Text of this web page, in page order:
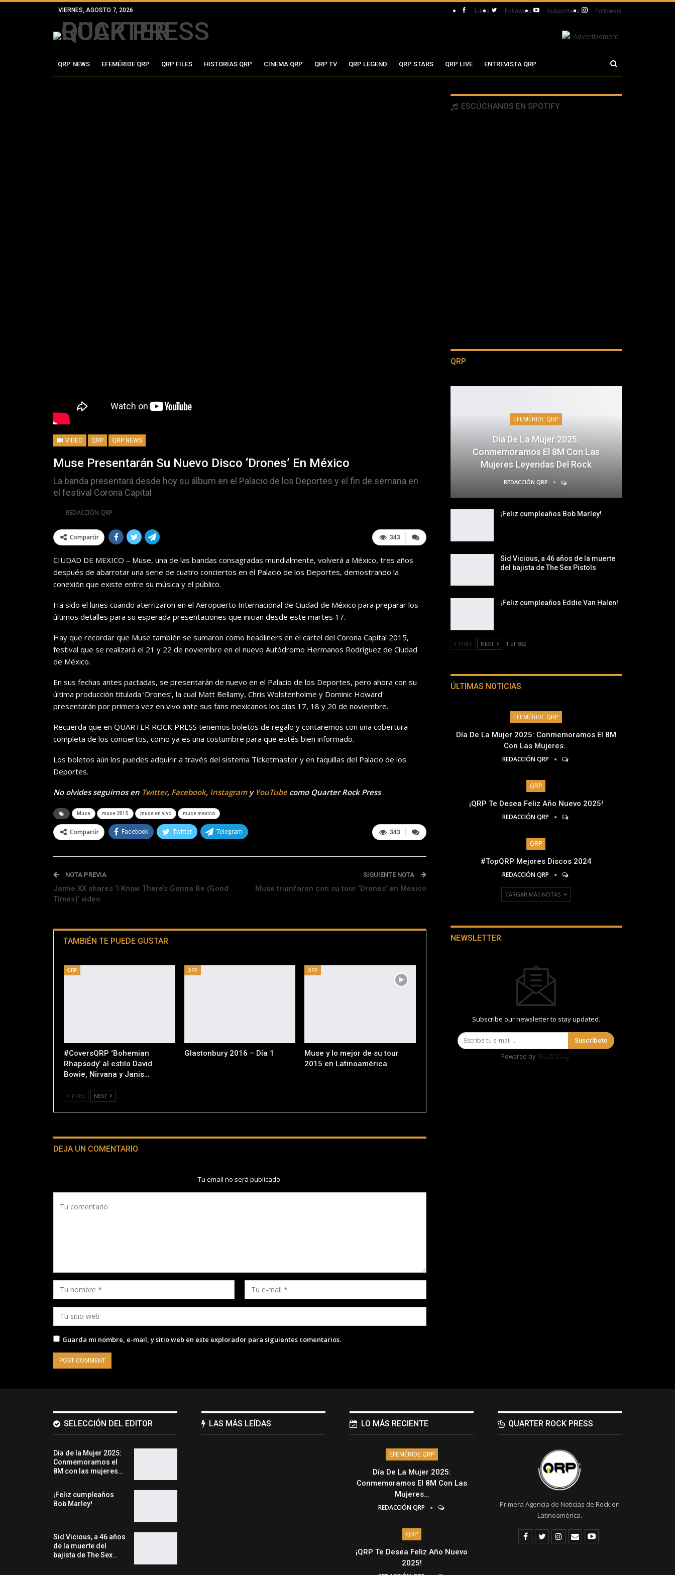
Likes Followers Subscribers Followers
VIERNES, AGOSTO 7, 2026
QRP NEWS EFEMÉRIDE QRP QRP FILES HISTORIAS QRP CINEMA QRP QRP TV QRP LEGEND QRP STARS QRP LIVE ENTREVISTA QRP
VIDEO QRP QRP NEWS
Muse Presentarán Su Nuevo Disco ‘Drones’ En México
La banda presentará desde hoy su álbum en el Palacio de los Deportes y el fin de semana en
el festival Corona Capital
REDACCIÓN QRP
343
Compartir
CIUDAD DE MEXICO – Muse, una de las bandas consagradas mundialmente, volverá a México, tres años
después de abarrotar una serie de cuatro conciertos en el Palacio de los Deportes, demostrando la
conexión que existe entre su música y el público.
Ha sido el lunes cuando aterrizaron en el Aeropuerto Internacional de Ciudad de México para preparar los
últimos detalles para su esperada presentaciones que inician desde este martes 17.
Hay que recordar que Muse también se sumaron como headliners en el cartel del Corona Capital 2015,
festival que se realizará el 21 y 22 de noviembre en el nuevo Autódromo Hermanos Rodríguez de Ciudad
de México.
En sus fechas antes pactadas, se presentarán de nuevo en el Palacio de los Deportes, pero ahora con su
última producción titulada ‘Drones’, la cual Matt Bellamy, Chris Wolstenholme y Dominic Howard
presentarán por primera vez en vivo ante sus fans mexicanos los días 17, 18 y 20 de noviembre.
Recuerda que en QUARTER ROCK PRESS tenemos boletos de regalo y contaremos con una cobertura
completa de los conciertos, como ya es una costumbre para que estés bien informado.
Los boletos aún los puedes adquirir a través del sistema Ticketmaster y en taquillas del Palacio de los
Deportes.
No olvides seguirnos en Twitter, Facebook, Instagramy YouTubecomo Quarter Rock Press
Muse muse 2015 muse en vivo muse mexico
343
Compartir Facebook Twitter Telegram
NOTA PREVIA
Jamie XX shares ‘I Know There’s Gonna Be (Good
Times)’ video
SIGUIENTE NOTA
Muse triunfaron con su tour ‘Drones’ en México
TAMBIÉN TE PUEDE GUSTAR
QRP
#CoversQRP ‘Bohemian
Rhapsody’ al estilo David
Bowie, Nirvana y Janis…
QRP
Glastonbury 2016 – Día 1
QRP
Muse y lo mejor de su tour
2015 en Latinoamérica
PREV NEXT
DEJA UN COMENTARIO
Tu email no será publicado.
Guarda mi nombre, e-mail, y sitio web en este explorador para siguientes comentarios.
ESCÚCHANOS EN SPOTIFY
QRP
EFEMÉRIDE QRP
Día De La Mujer 2025:
Conmemoramos El 8M Con Las
Mujeres Leyendas Del Rock
REDACCIÓN QRP
¡Feliz cumpleaños Bob Marley!
Sid Vicious, a 46 años de la muerte
del bajista de The Sex Pistols
¡Feliz cumpleaños Eddie Van Halen!
PREV NEXT 1 of 682
ÚLTIMAS NOTICIAS
EFEMÉRIDE QRP
Día De La Mujer 2025: Conmemoramos El 8M
Con Las Mujeres…
REDACCIÓN QRP
QRP
¡QRP Te Desea Feliz Año Nuevo 2025!
REDACCIÓN QRP
QRP
#TopQRP Mejores Discos 2024
REDACCIÓN QRP
CARGAR MÁS NOTAS
NEWSLETTER
Subscribe our newsletter to stay updated.
Suscríbete
Powered by
SELECCIÓN DEL EDITOR
Día de la Mujer 2025:
Conmemoramos el
8M con las mujeres…
¡Feliz cumpleaños
Bob Marley!
Sid Vicious, a 46 años
de la muerte del
bajista de The Sex…
LAS MÁS LEÍDAS LO MÁS RECIENTE
EFEMÉRIDE QRP
Día De La Mujer 2025:
Conmemoramos El 8M Con Las
Mujeres…
REDACCIÓN QRP
QRP
¡QRP Te Desea Feliz Año Nuevo
2025!
QUARTER ROCK PRESS
Primera Agencia de Noticias de Rock en
Latinoamérica.